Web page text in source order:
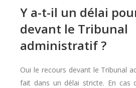
Y a-t-il un délai
devant le Tribunal
administratif ?
Oui le recours devant le Tribunal
fait dans un délai stricte. En cas